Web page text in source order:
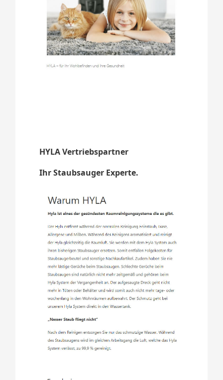
HYLA Vertriebspartner
Ihr Staubsauger Experte.